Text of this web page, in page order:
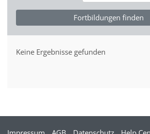
Keine Ergebnisse gefunden